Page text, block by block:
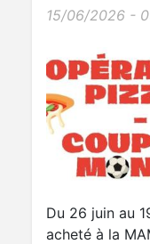
15/06/2026 -
Du 26 juin au
acheté à la